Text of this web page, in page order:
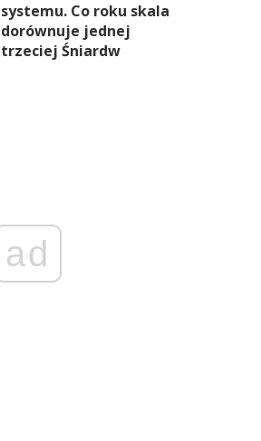
systemu. Co roku skala
dorównuje jednej
trzeciej Śniardw
ad